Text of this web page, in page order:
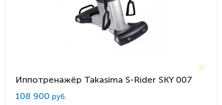
Иппотренажёр Takasima S-Rider SKY 007
108 900 руб.